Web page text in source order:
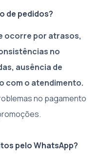
de pedidos?
ocorre por atrasos,
no
ausência de
com o atendimento.
no pagamento
pelo WhatsApp?